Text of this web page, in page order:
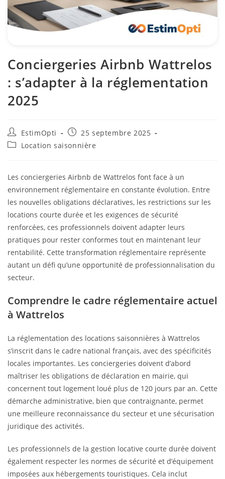
Conciergeries Airbnb Wattrelos
: s’adapter à la réglementation
2025
EstimOpti
25 septembre 2025
Location saisonnière
Les conciergeries Airbnb de Wattrelos font face à un
environnement réglementaire en constante évolution. Entre
les nouvelles obligations déclaratives, les restrictions sur les
locations courte durée et les exigences de sécurité
renforcées, ces professionnels doivent adapter leurs
pratiques pour rester conformes tout en maintenant leur
rentabilité. Cette transformation réglementaire représente
autant un défi qu’une opportunité de professionnalisation du
secteur.
Comprendre le cadre réglementaire actuel
à Wattrelos
La réglementation des locations saisonnières à Wattrelos
s’inscrit dans le cadre national français, avec des spécificités
locales importantes. Les conciergeries doivent d’abord
maîtriser les obligations de déclaration en mairie, qui
concernent tout logement loué plus de 120 jours par an. Cette
démarche administrative, bien que contraignante, permet
une meilleure reconnaissance du secteur et une sécurisation
juridique des activités.
Les professionnels de la gestion locative courte durée doivent
également respecter les normes de sécurité et d’équipement
imposées aux hébergements touristiques. Cela inclut